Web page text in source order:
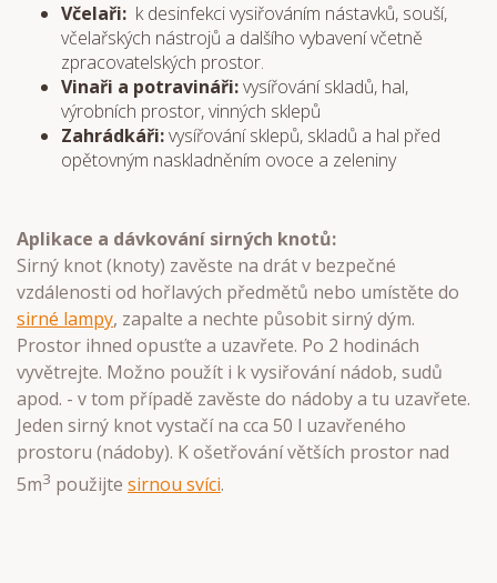
Včelaři: k desinfekci vysiřováním nástavků, souší,
včelařských nástrojů a dalšího vybavení včetně
zpracovatelských prostor.
Vinaři a potravináři:vysířování skladů, hal,
výrobních prostor, vinných sklepů
Zahrádkáři:vysířování sklepů, skladů a hal před
opětovným naskladněním ovoce a zeleniny
Aplikace a dávkování sirných knotů:
Sirný knot (knoty) zavěste na drát v bezpečné
vzdálenosti od hořlavých předmětů nebo umístěte do
sirné lampy, zapalte a nechte působit sirný dým.
Prostor ihned opusťte a uzavřete. Po 2 hodinách
vyvětrejte. Možno použít i k vysiřování nádob, sudů
apod. - v tom případě zavěste do nádoby a tu uzavřete.
Jeden sirný knot vystačí na cca 50 l uzavřeného
prostoru (nádoby). K ošetřování větších prostor nad
5m3 použijte sirnou svíci.